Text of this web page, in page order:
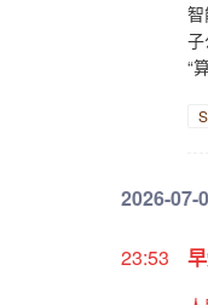
“
2026-07-
23:53